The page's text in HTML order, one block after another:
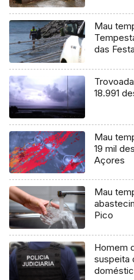
Mau
das
18.991
Mau
19 mil
Açores
Mau
Pico
Homem
suspeita